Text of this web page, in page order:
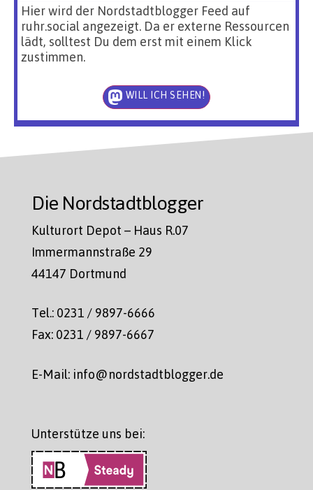
Hier wird der Nordstadtblogger Feed auf
ruhr.social angezeigt. Da er externe Ressourcen
lädt, solltest Du dem erst mit einem Klick
zustimmen.
WILL ICH SEHEN!
Die Nordstadtblogger
Kulturort Depot – Haus R.07
Immermannstraße 29
44147 Dortmund
Tel.: 0231 / 9897-6666
Fax: 0231 / 9897-6667
E-Mail: info@nordstadtblogger.de
Unterstütze uns bei: